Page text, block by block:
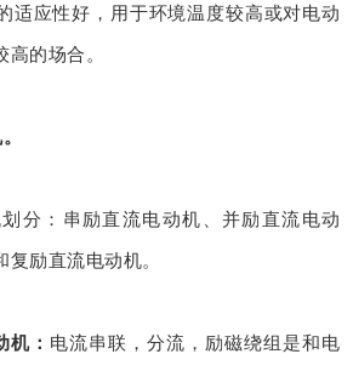
适应性好，用于环境温度较高或对电动
的场合。
分：串励直流电动机、并励直流电动
励直流电动机。
： 电流串联，分流，励磁绕组是和电